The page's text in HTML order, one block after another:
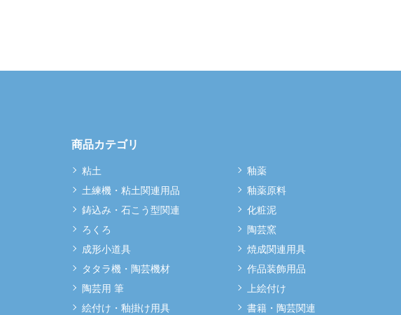
商品カテゴリ
粘土
土練機・粘土関連用品
鋳込み・石こう型関連
ろくろ
成形小道具
タタラ機・陶芸機材
陶芸用 筆
絵付け・釉掛け用具
釉薬
釉薬原料
化粧泥
陶芸窯
焼成関連用具
作品装飾用品
上絵付け
書籍・陶芸関連